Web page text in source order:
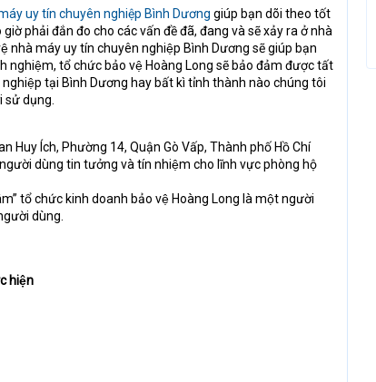
uy tín chuyên nghiệp Bình Dương giúp bạn dõi theo tốt
phải đắn đo cho các vấn đề đã, đang và sẽ xảy ra ở nhà
nhà máy uy tín chuyên nghiệp Bình Dương sẽ giúp bạn
nghiệm, tổ chức bảo vệ Hoàng Long sẽ bảo đảm được tất
tại Bình Dương hay bất kì tỉnh thành nào chúng tôi
dụng.
Huy Ích, Phường 14, Quận Gò Vấp, Thành phố Hồ Chí
dùng tin tưởng và tín nhiệm cho lĩnh vực phòng hộ
tổ chức kinh doanh bảo vệ Hoàng Long là một người
dùng.
hiện